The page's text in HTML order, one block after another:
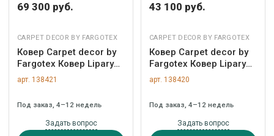
69 300 руб.
CARPET DECOR BY FARGOTEX
Ковер Carpet decor by
Fargotex Ковер Lipary
Gray 200х300 см арт.
C1391
арт. 138421
Под заказ, 4–12 недель
Задать вопрос
43 100 руб.
CARPET DECOR BY FARGOTEX
Ковер Carpet decor by
Fargotex Ковер Lipary
Gray 160х230 см арт.
C1390
арт. 138420
Под заказ, 4–12 недель
Задать вопрос